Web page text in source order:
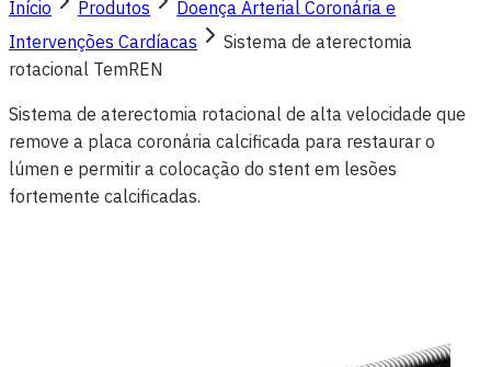
Início Produtos
Doença Arterial Coronária e
Intervenções Cardíacas
Sistema de aterectomia
rotacional TemREN
Sistema de aterectomia rotacional de alta velocidade que
remove a placa coronária calcificada para restaurar o
lúmen e permitir a colocação do stent em lesões
fortemente calcificadas.